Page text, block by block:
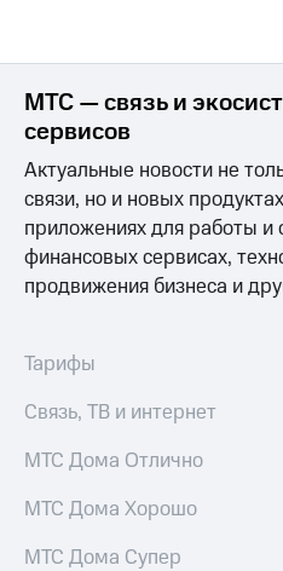
МТС — связь и
сервисов
Актуальные новости не
связи, но и новых
приложениях для работы и
финансовых сервисах,
продвижения бизнеса и
Тарифы
Связь, ТВ и интернет
МТС Дома Отлично
МТС Дома Хорошо
МТС Дома Супер